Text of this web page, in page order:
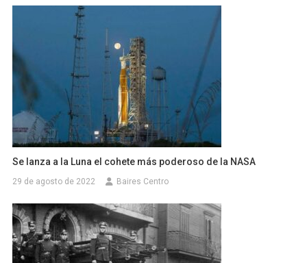
Se lanza a la Luna el cohete más poderoso de la NASA
29 de agosto de 2022 Baires Centro